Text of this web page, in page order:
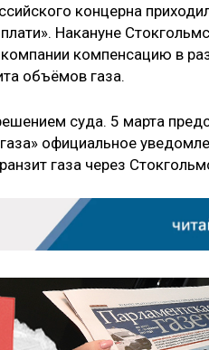
концерна
Накануне
компенсацию в
объёмов газа.
суда. 5 марта
официальное
газа через